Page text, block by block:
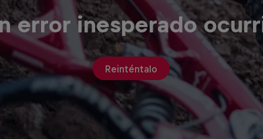
error inesperado
Reinténtalo